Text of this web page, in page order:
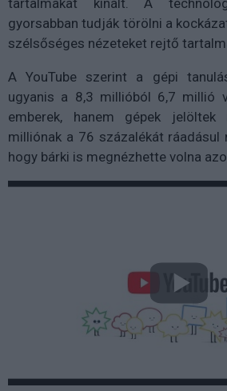
gyorsabban tudják törölni a
szélsőséges nézeteket rejtő
A YouTube szerint a gépi
ugyanis a 8,3 millióból 6,7 millió
emberek, hanem gépek
milliónak a 76 százalékát
hogy bárki is megnézhette volna